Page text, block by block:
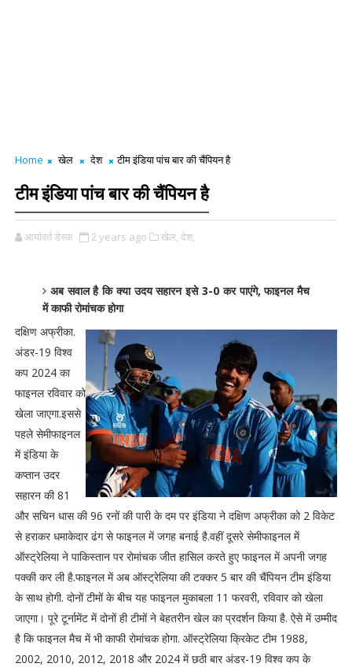
Home खेल देश टीम इंडिया पांच बार की चैंपियन है
टीम इंडिया पांच बार की चैंपियन है
आर्यावर्त डेस्क 2 years ago खेल, देश,
अब सवाल है कि क्या उदय सहारन इसे 3-0 कर पाएंगे, फाइनल मैच
में काफी रोमांचक होगा
दक्षिण अफ्रीका.
अंडर-19 विश्व
कप 2024 का
फाइनल रविवार को
खेला जाएगा.इससे
पहले सेमीफाइनल
में इंडिया के
कप्तान उदर
सहारन की 81
और सचिन धास की 96 रनों की पारी के दम पर इंडिया ने दक्षिण अफ्रीका को 2 विकेट
से हराकर धमाकेदार ढंग से फाइनल में जगह बनाई है.वहीं दूसरे सेमीफाइनल में
ऑस्ट्रेलिया ने पाकिस्तान पर रोमांचक जीत हासिल करते हुए फाइनल में अपनी जगह
पक्की कर ली है.फाइनल में अब ऑस्ट्रेलिया की टक्कर 5 बार की चैंपियन टीम इंडिया
के साथ होगी. दोनों टीमों के बीच यह फाइनल मुकाबला 11 फरवरी, रविवार को खेला
जाएगा। पूरे टूर्नामेंट में दोनों ही टीमों ने बेहतरीन खेल का प्रदर्शन किया है. ऐसे में उम्मीद
है कि फाइनल मैच में भी काफी रोमांचक होगा. ऑस्ट्रेलिया क्रिकेट टीम 1988,
2002, 2010, 2012, 2018 और 2024 में छठी बार अंडर-19 विश्व कप के